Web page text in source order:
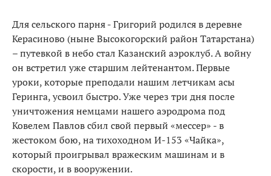
Для сельского парня - Григорий родился в деревне
Керасиново (ныне Высокогорский район Татарстана)
– путевкой в небо стал Казанский аэроклуб. А войну
он встретил уже старшим лейтенантом. Первые
уроки, которые преподали нашим летчикам асы
Геринга, усвоил быстро. Уже через три дня после
уничтожения немцами нашего аэродрома под
Ковелем Павлов сбил свой первый «мессер» - в
жестоком бою, на тихоходном И-153 «Чайка»,
который проигрывал вражеским машинам и в
скорости, и в вооружении.